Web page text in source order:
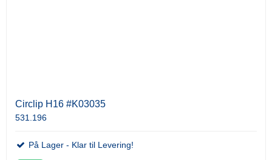
Circlip H16 #K03035
531.196
På Lager - Klar til Levering!